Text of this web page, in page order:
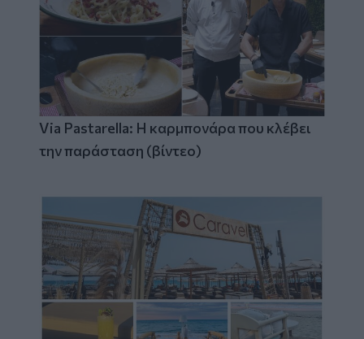
Via Pastarella: Η καρμπονάρα που κλέβει
την παράσταση (βίντεο)